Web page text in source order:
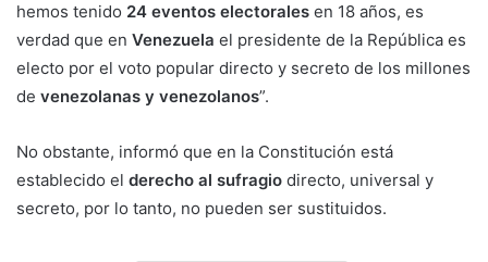
hemos tenido 24 eventos electorales en 18 años, es
verdad que en Venezuela el presidente de la República es
electo por el voto popular directo y secreto de los millones
de venezolanas y venezolanos”.
No obstante, informó que en la Constitución está
establecido el derecho al sufragio directo, universal y
secreto, por lo tanto, no pueden ser sustituidos.